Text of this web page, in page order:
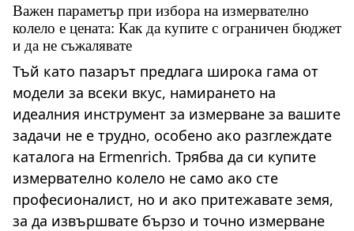
Важен параметър при избора на измервателно
колело е цената: Как да купите с ограничен бюджет
и да не съжалявате
Тъй като пазарът предлага широка гама от
модели за всеки вкус, намирането на
идеалния инструмент за измерване за вашите
задачи не е трудно, особено ако разглеждате
каталога на Ermenrich. Трябва да си купите
измервателно колело не само ако сте
професионалист, но и ако притежавате земя,
за да извършвате бързо и точно измерване